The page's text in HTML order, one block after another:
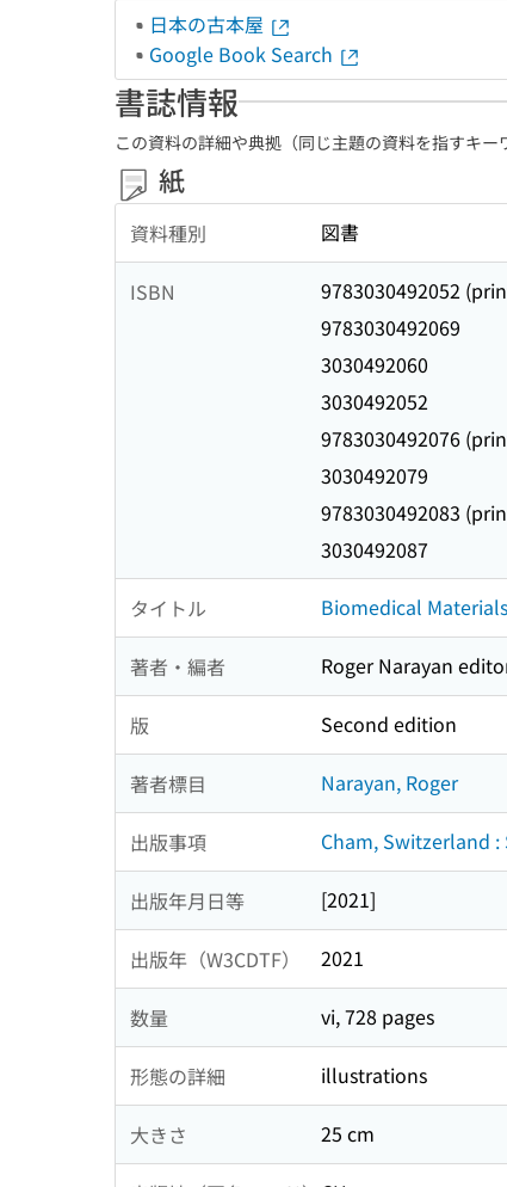
日本の古本屋
Google Book Search
書誌情報
この資料の詳細や典拠（同じ主題の資料を指すキー
紙
資料種別 図書
ISBN
9783030492052
9783030492069
3030492060
3030492052
9783030492076
3030492079
9783030492083
3030492087
タイトル Biomedical Materials
著者・編者 Roger Narayan
版 Second edition
著者標目 Narayan, Roger
出版事項 Cham, Switzerland :
出版年月日等 [2021]
出版年（W3CDTF） 2021
数量 vi, 728 pages
形態の詳細 illustrations
大きさ 25 cm